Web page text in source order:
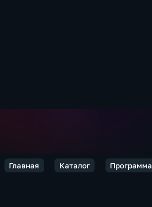
Главная Каталог Программа